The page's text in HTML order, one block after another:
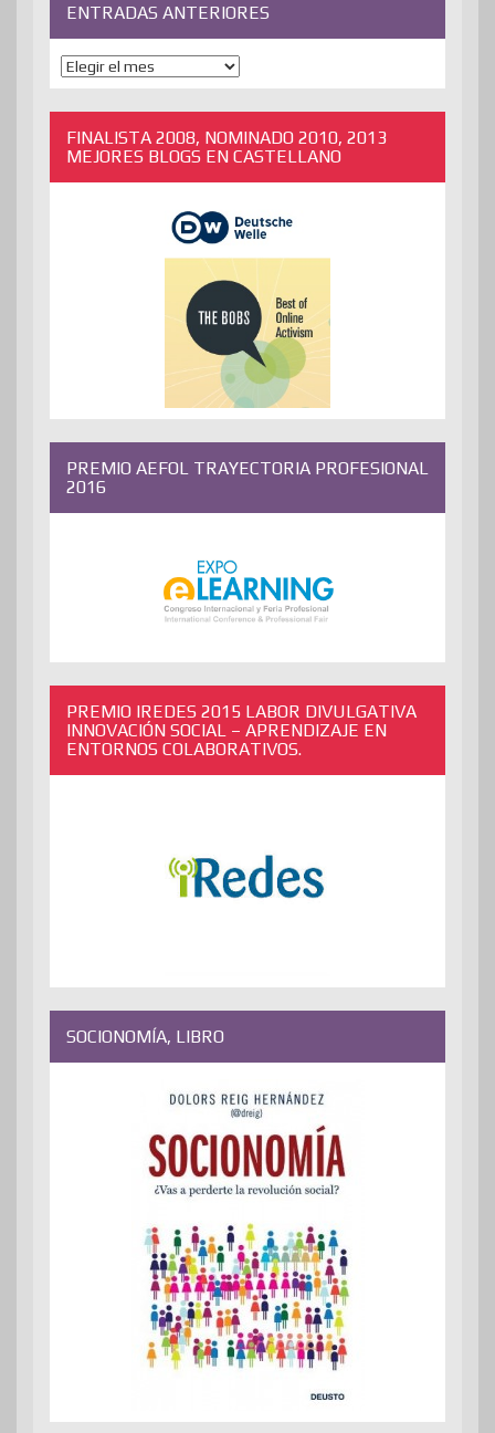
ENTRADAS ANTERIORES
ENTRADAS
ANTERIORES
FINALISTA 2008, NOMINADO 2010, 2013
MEJORES BLOGS EN CASTELLANO
PREMIO AEFOL TRAYECTORIA PROFESIONAL
2016
PREMIO IREDES 2015 LABOR DIVULGATIVA
INNOVACIÓN SOCIAL – APRENDIZAJE EN
ENTORNOS COLABORATIVOS.
SOCIONOMÍA, LIBRO